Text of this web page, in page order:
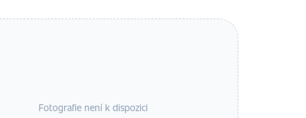
Fotografie není k dispozici